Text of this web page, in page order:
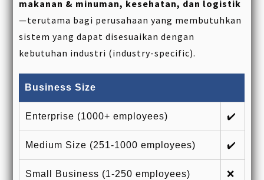
makanan & minuman, kesehatan, dan logistik
—terutama bagi perusahaan yang membutuhkan
sistem yang dapat disesuaikan dengan
kebutuhan industri (industry-specific).
Business Size
Enterprise (1000+ employees) ✔️
Medium Size (251-1000 employees) ✔️
Small Business (1-250 employees) ❌